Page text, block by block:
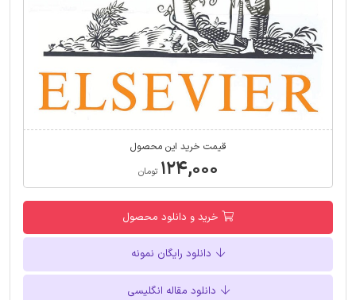
قیمت خرید این محصول
۱۲۴,۰۰۰ تومان
خرید و دانلود محصول
دانلود رایگان نمونه
دانلود مقاله انگلیسی